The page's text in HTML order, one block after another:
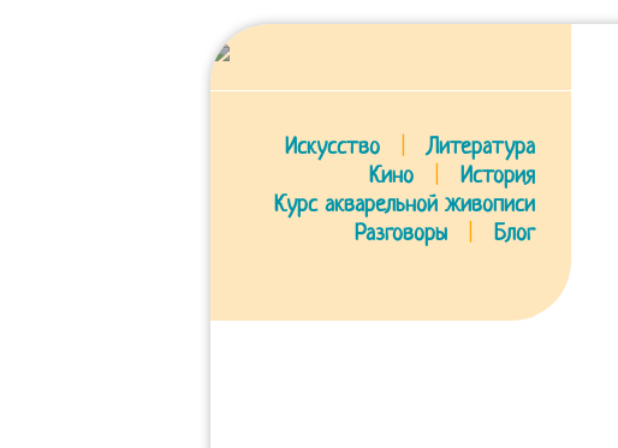
Искусство
Литература
Кино
История
Курс акварельной живописи
Разговоры
Блог